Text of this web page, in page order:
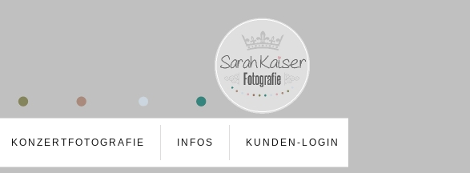
KONZERTFOTOGRAFIE INFOS KUNDEN-LOGIN